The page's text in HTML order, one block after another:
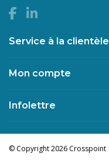
Service à la clientèle
Mon compte
Infolettre
© Copyright 2026 Crosspoint